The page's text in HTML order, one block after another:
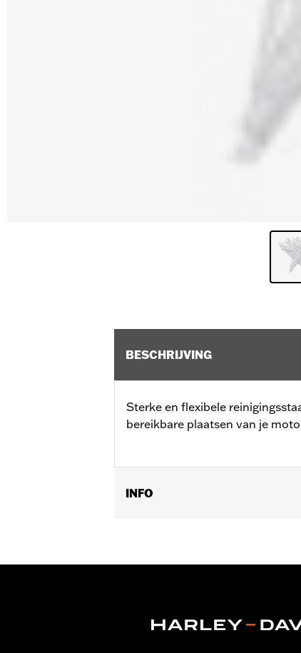
BESCHRIJVING
Sterke en flexibele
bereikbare plaatsen van je
INFO
Per stuk verkocht:Elk